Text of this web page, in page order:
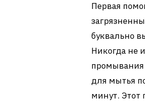
Первая
буквально
Никогда не
для мытья
минут. Этот